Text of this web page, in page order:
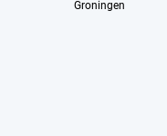
Groningen